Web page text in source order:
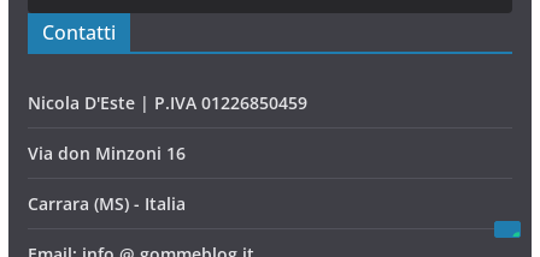
Contatti
Nicola D'Este | P.IVA 01226850459
Via don Minzoni 16
Carrara (MS) - Italia